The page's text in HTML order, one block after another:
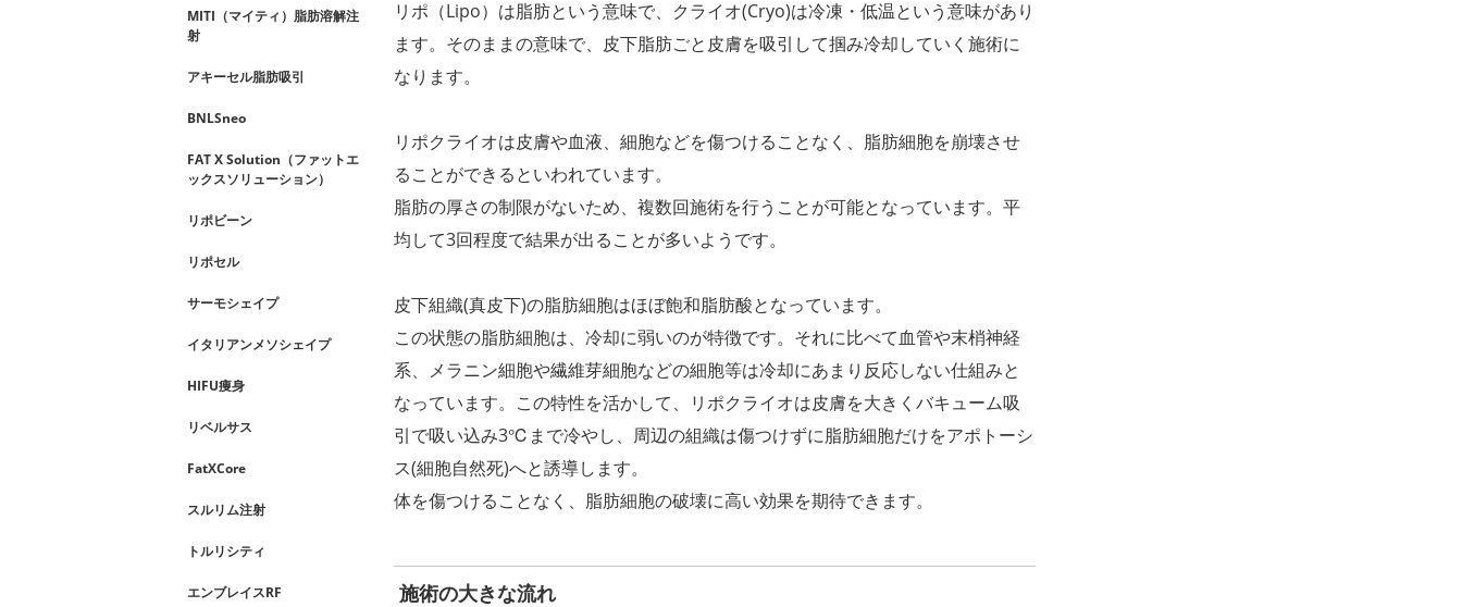
リポ（Lipo）は脂肪という意味で、クライオ(Cryo)は冷凍・低温という意味があり
ます。そのままの意味で、皮下脂肪ごと皮膚を吸引して掴み冷却していく施術に
なります。
リポクライオは皮膚や血液、細胞などを傷つけることなく、脂肪細胞を崩壊させ
ることができるといわれています。
脂肪の厚さの制限がないため、複数回施術を行うことが可能となっています。平
均して3回程度で結果が出ることが多いようです。
皮下組織(真皮下)の脂肪細胞はほぼ飽和脂肪酸となっています。
この状態の脂肪細胞は、冷却に弱いのが特徴です。それに比べて血管や末梢神経
系、メラニン細胞や繊維芽細胞などの細胞等は冷却にあまり反応しない仕組みと
なっています。この特性を活かして、リポクライオは皮膚を大きくバキューム吸
引で吸い込み3℃まで冷やし、周辺の組織は傷つけずに脂肪細胞だけをアポトーシ
ス(細胞自然死)へと誘導します。
体を傷つけることなく、脂肪細胞の破壊に高い効果を期待できます。
施術の大きな流れ
MITI（マイティ）脂肪溶解注
射
アキーセル脂肪吸引
BNLSneo
FAT X Solution（ファットエ
ックスソリューション）
リポビーン
リポセル
サーモシェイプ
イタリアンメソシェイプ
HIFU痩身
リベルサス
FatXCore
スルリム注射
トルリシティ
エンブレイスRF